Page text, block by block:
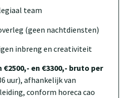
team
(geen nachtdiensten)
inbreng en creativiteit
en €3300,- bruto per
uur), afhankelijk van
conform horeca cao